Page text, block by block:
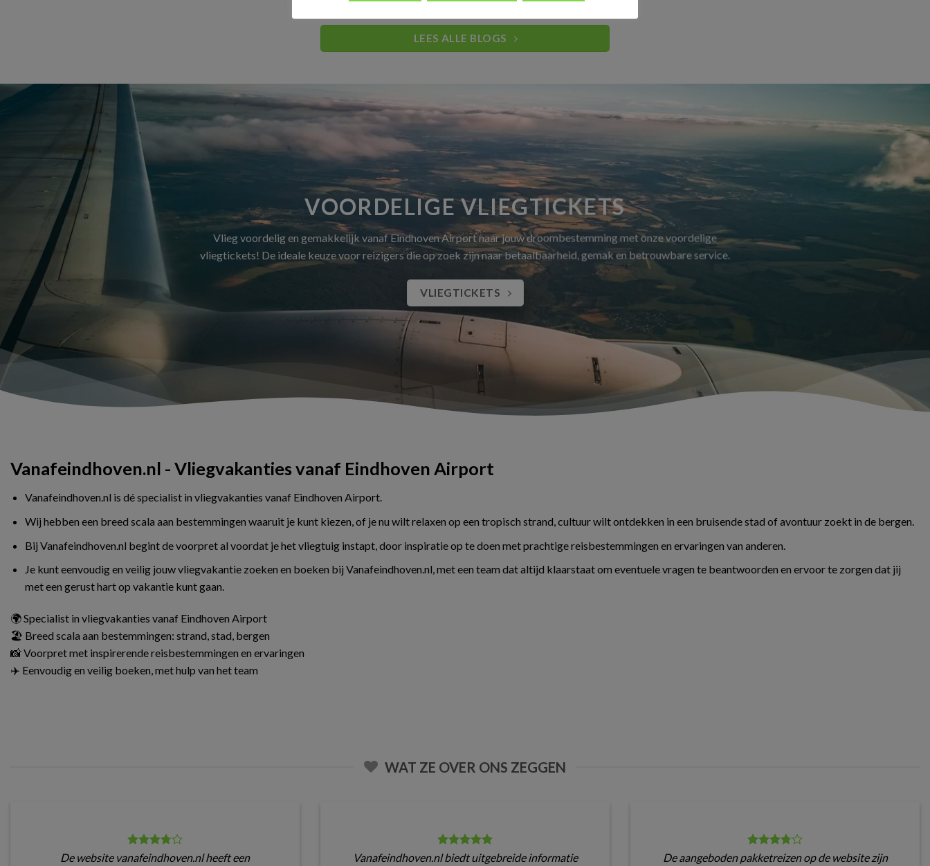
LEES ALLE BLOGS
VOORDELIGE VLIEGTICKETS
Vlieg voordelig en gemakkelijk vanaf Eindhoven Airport naar jouw droombestemming met onze voordelige
vliegtickets! De ideale keuze voor reizigers die op zoek zijn naar betaalbaarheid, gemak en betrouwbare service.
VLIEGTICKETS
Vanafeindhoven.nl - Vliegvakanties vanaf Eindhoven Airport
Vanafeindhoven.nl is dé specialist in vliegvakanties vanaf Eindhoven Airport.
Wij hebben een breed scala aan bestemmingen waaruit je kunt kiezen, of je nu wilt relaxen op een tropisch strand, cultuur wilt ontdekken in een bruisende stad of avontuur zoekt in de bergen.
Bij Vanafeindhoven.nl begint de voorpret al voordat je het vliegtuig instapt, door inspiratie op te doen met prachtige reisbestemmingen en ervaringen van anderen.
Je kunt eenvoudig en veilig jouw vliegvakantie zoeken en boeken bij Vanafeindhoven.nl, met een team dat altijd klaarstaat om eventuele vragen te beantwoorden en ervoor te zorgen dat jij
met een gerust hart op vakantie kunt gaan.
🌍 Specialist in vliegvakanties vanaf Eindhoven Airport
🏖️ Breed scala aan bestemmingen: strand, stad, bergen
📸 Voorpret met inspirerende reisbestemmingen en ervaringen
✈️ Eenvoudig en veilig boeken, met hulp van het team
WAT ZE OVER ONS ZEGGEN
De website vanafeindhoven.nl heeft een Vanafeindhoven.nl biedt uitgebreide informatie De aangeboden pakketreizen op de website zijn